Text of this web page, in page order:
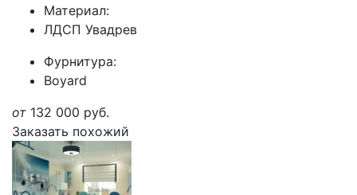
Материал:
ЛДСП Увадрев
Фурнитура:
Boyard
от 132 000 руб.
Заказать похожий